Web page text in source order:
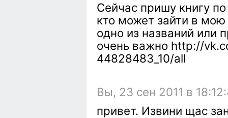
Сейчас пришу книгу
кто может зайти в мою
одно из названий или
очень важно http://
44828483_10/all
Вы, 23 сен 2011 в
привет. Извини щас